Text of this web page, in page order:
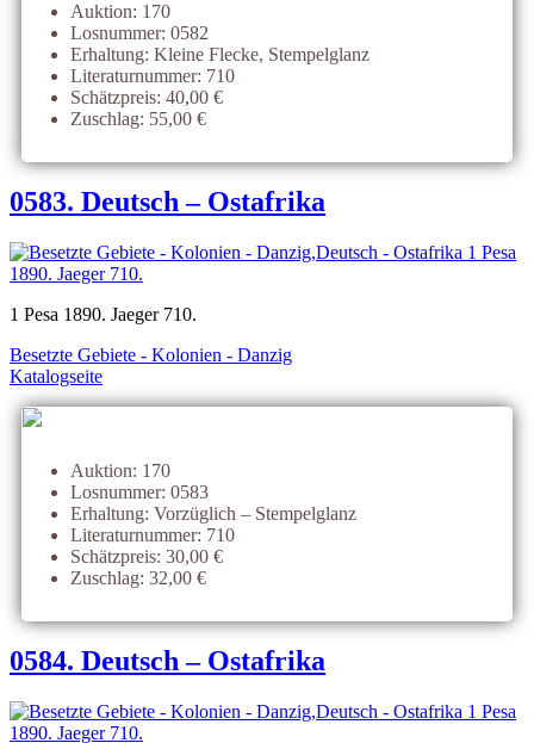
Auktion: 170
Losnummer: 0582
Erhaltung: Kleine Flecke, Stempelglanz
Literaturnummer: 710
Schätzpreis: 40,00 €
Zuschlag: 55,00 €
0583. Deutsch – Ostafrika
1 Pesa 1890. Jaeger 710.
Besetzte Gebiete - Kolonien - Danzig
Katalogseite
Auktion: 170
Losnummer: 0583
Erhaltung: Vorzüglich – Stempelglanz
Literaturnummer: 710
Schätzpreis: 30,00 €
Zuschlag: 32,00 €
0584. Deutsch – Ostafrika